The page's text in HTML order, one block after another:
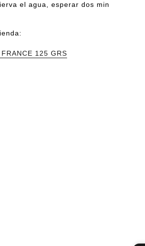
el agua, esperar dos min
125 GRS